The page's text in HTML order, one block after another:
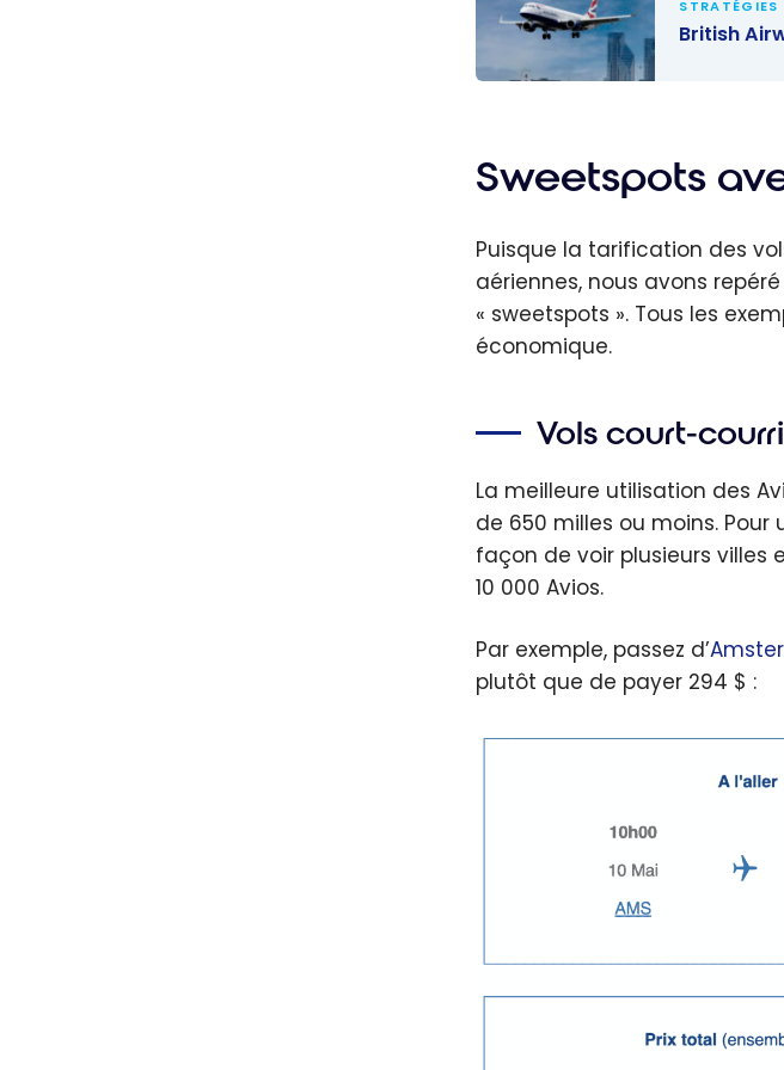
Ultime
STRATÉGIES
British
Sweetspots
Puisque la tarification des
aériennes, nous avons
« sweetspots ». Tous les
économique.
Vols court-
La meilleure utilisation des
de 650 milles ou moins.
façon de voir plusieurs villes
10 000 Avios.
Par exemple, passez d’
plutôt que de payer 294 $ :